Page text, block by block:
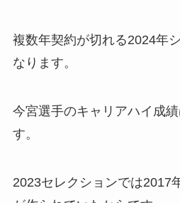
複数年契約が切れる2024年
なります。
今宮選手のキャリアハイ成
す。
2023セレクションでは2017